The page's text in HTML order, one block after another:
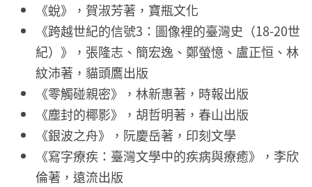
《蛻》，賀淑芳著，寶瓶文化
《跨越世紀的信號3：圖像裡的臺灣史（18-20世
紀）》，張隆志、簡宏逸、鄭螢憶、盧正恒、林
紋沛著，貓頭鷹出版
《零觸碰親密》，林新惠著，時報出版
《塵封的椰影》，胡哲明著，春山出版
《銀波之舟》，阮慶岳著，印刻文學
《寫字療疾：臺灣文學中的疾病與療癒》，李欣
倫著，遠流出版